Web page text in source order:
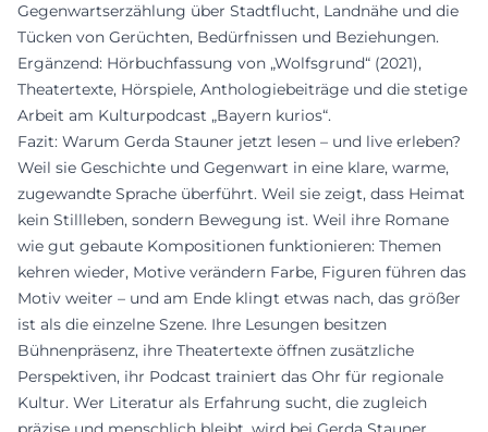
Gegenwartserzählung über Stadtflucht, Landnähe und die
Tücken von Gerüchten, Bedürfnissen und Beziehungen.
Ergänzend: Hörbuchfassung von „Wolfsgrund“ (2021),
Theatertexte, Hörspiele, Anthologiebeiträge und die stetige
Arbeit am Kulturpodcast „Bayern kurios“.
Fazit: Warum Gerda Stauner jetzt lesen – und live erleben?
Weil sie Geschichte und Gegenwart in eine klare, warme,
zugewandte Sprache überführt. Weil sie zeigt, dass Heimat
kein Stillleben, sondern Bewegung ist. Weil ihre Romane
wie gut gebaute Kompositionen funktionieren: Themen
kehren wieder, Motive verändern Farbe, Figuren führen das
Motiv weiter – und am Ende klingt etwas nach, das größer
ist als die einzelne Szene. Ihre Lesungen besitzen
Bühnenpräsenz, ihre Theatertexte öffnen zusätzliche
Perspektiven, ihr Podcast trainiert das Ohr für regionale
Kultur. Wer Literatur als Erfahrung sucht, die zugleich